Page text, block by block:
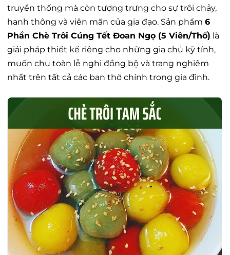
truyền thống mà còn tượng trưng cho sự trôi chảy,
hanh thông và viên mãn của gia đạo. Sản phẩm 6
Phần Chè Trôi Cúng Tết Đoan Ngọ (5 Viên/Thố) là
giải pháp thiết kế riêng cho những gia chủ kỹ tính,
muốn chu toàn lễ nghi đồng bộ và trang nghiêm
nhất trên tất cả các ban thờ chính trong gia đình.